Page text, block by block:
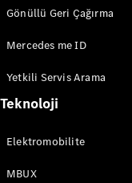
Gönüllü Geri Çağırma
Mercedes me ID
Yetkili Servis Arama
Teknoloji
Elektromobilite
MBUX